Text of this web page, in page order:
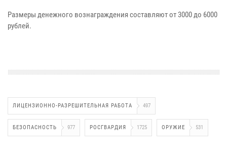
Размеры денежного вознаграждения составляют от 3000 до 6000
рублей.
ЛИЦЕНЗИОННО-РАЗРЕШИТЕЛЬНАЯ РАБОТА 497
БЕЗОПАСНОСТЬ 977 РОСГВАРДИЯ 1725 ОРУЖИЕ 531